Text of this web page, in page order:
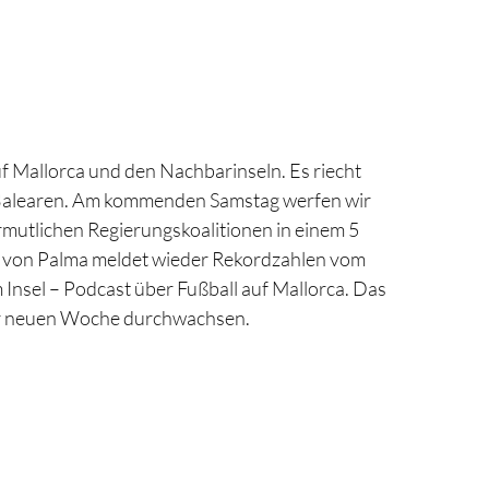
Mallorca und den Nachbarinseln. Es riecht
Am kommenden Samstag werfen wir
Regierungskoalitionen in einem 5
Palma meldet wieder Rekordzahlen vom
– Podcast über Fußball auf Mallorca. Das
Woche durchwachsen.